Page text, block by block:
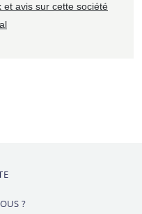
et avis sur cette société
?